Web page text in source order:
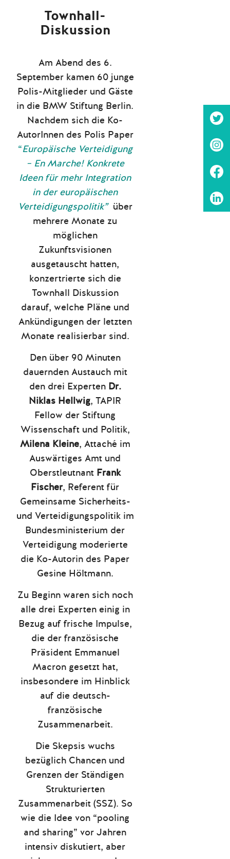
Townhall-
Diskussion
Am Abend des 6.
September kamen 60 junge
Polis-Mitglieder und Gäste
in die BMW Stiftung Berlin.
Nachdem sich die Ko-
AutorInnen des Polis Paper
“Europäische Verteidigung
– En Marche! Konkrete
Ideen für mehr Integration
in der europäischen
Verteidigungspolitik”über
mehrere Monate zu
möglichen
Zukunftsvisionen
ausgetauscht hatten,
konzertrierte sich die
Townhall Diskussion
darauf, welche Pläne und
Ankündigungen der letzten
Monate realisierbar sind.
Den über 90 Minuten
dauernden Austauch mit
den drei Experten Dr.
Niklas Hellwig, TAPIR
Fellow der Stiftung
Wissenschaft und Politik,
Milena Kleine, Attaché im
Auswärtiges Amt und
Oberstleutnant Frank
Fischer, Referent für
Gemeinsame Sicherheits-
und Verteidigungspolitik im
Bundesministerium der
Verteidigung moderierte
die Ko-Autorin des Paper
Gesine Höltmann.
Zu Beginn waren sich noch
alle drei Experten einig in
Bezug auf frische Impulse,
die der französische
Präsident Emmanuel
Macron gesetzt hat,
insbesondere im Hinblick
auf die deutsch-
französische
Zusammenarbeit.
Die Skepsis wuchs
bezüglich Chancen und
Grenzen der Ständigen
Strukturierten
Zusammenarbeit (SSZ). So
wie die Idee von “pooling
and sharing” vor Jahren
intensiv diskutiert, aber